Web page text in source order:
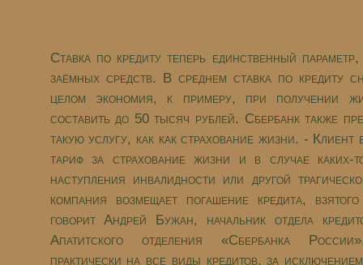
Ставка по кредиту теперь единственный
заёмных средств. В среднем ставка по кредиту
целом экономия, к примеру, при получении
составить до 50 тысяч рублей. Сбербанк также
такую услугу, как как страхование жизни. - Клиент
тариф за страхование жизни и в случае каких-
наступления инвалидности или другой
компания возмещает погашение кредита,
говорит Андрей Бужан, начальник отдела
Апатитского отделения «Сбербанка
практически на все виды кредитов, за